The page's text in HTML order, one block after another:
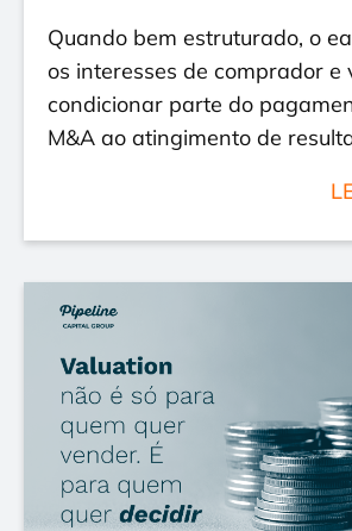
Quando bem estruturado, o
os interesses de comprador e
condicionar parte do
M&A ao atingimento de